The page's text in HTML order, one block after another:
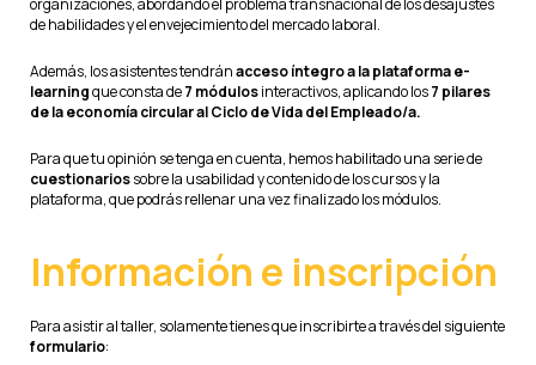
de habilidades y el envejecimiento del mercado laboral.
Además, los asistentes tendránacceso íntegro a la plataforma e-
learningque consta de7 módulosinteractivos, aplicando los7 pilares
de la economía circular al Ciclo de Vida del Empleado/a.
Para que tu opinión se tenga en cuenta, hemos habilitado una serie de
cuestionariossobre la usabilidad y contenido de los cursos y la
plataforma, que podrás rellenar una vez finalizado los módulos.
Información e inscripción
Para asistir al taller, solamente tienes que inscribirte a través del siguiente
formulario: